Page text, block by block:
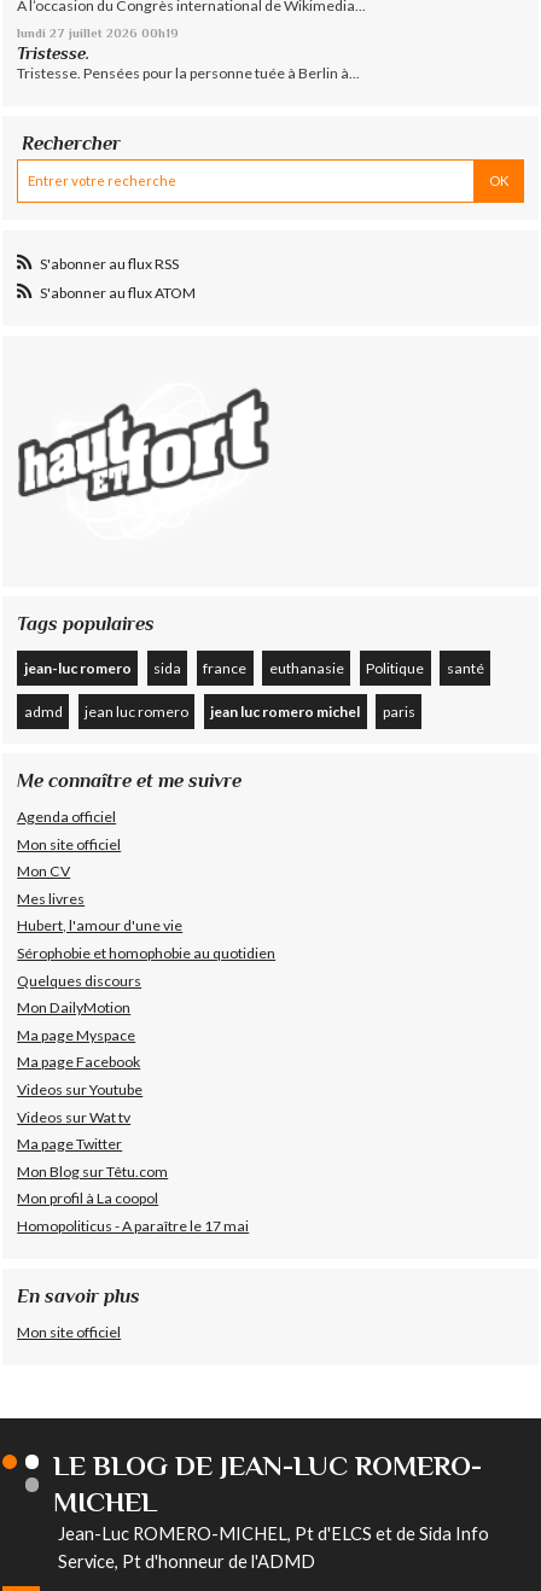
À l’occasion du Congrès international de Wikimedia...
lundi 27 juillet 2026 00h19
Tristesse.
Tristesse. Pensées pour la personne tuée à Berlin à...
Rechercher
S'abonner au flux RSS
S'abonner au flux ATOM
Tags populaires
jean-luc romero sida france euthanasie Politique santé
admd jean luc romero jean luc romero michel paris
Me connaître et me suivre
Agenda officiel
Mon site officiel
Mon CV
Mes livres
Hubert, l'amour d'une vie
Sérophobie et homophobie au quotidien
Quelques discours
Mon DailyMotion
Ma page Myspace
Ma page Facebook
Videos sur Youtube
Videos sur Wat tv
Ma page Twitter
Mon Blog sur Têtu.com
Mon profil à La coopol
Homopoliticus - A paraître le 17 mai
En savoir plus
Mon site officiel
LE BLOG DE JEAN-LUC ROMERO-
MICHEL
Jean-Luc ROMERO-MICHEL, Pt d'ELCS et de Sida Info
Service, Pt d'honneur de l'ADMD